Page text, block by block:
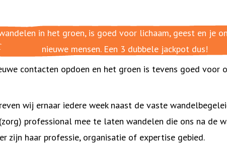
wandelen in het groen, is goed voor lichaam, geest
nieuwe mensen. Een 3 dubbele jackpot dus!
contacten opdoen en het groen is tevens goed voor
wij ernaar iedere week naast de vaste
professional mee te laten wandelen die ons na de
zijn haar professie, organisatie of expertise gebied.